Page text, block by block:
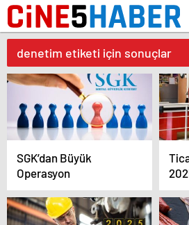
denetim etiketi için sonuçlar
SGK’dan Büyük
Operasyon